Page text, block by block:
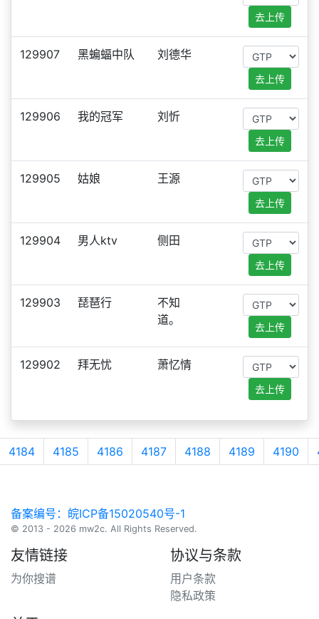
去上传
129907 黑蝙蝠中队 刘德华
去上传
129906 我的冠军 刘忻
去上传
129905 姑娘 王源
去上传
129904 男人ktv 侧田
去上传
129903 琵琶行
不知
道。
去上传
129902 拜无忧 萧忆情
去上传
4184 4185 4186 4187 4188 4189 4190
备案编号：皖ICP备15020540号-1
© 2013 - 2026 mw2c. All Rights Reserved.
友情链接
为你搜谱
协议与条款
用户条款
隐私政策